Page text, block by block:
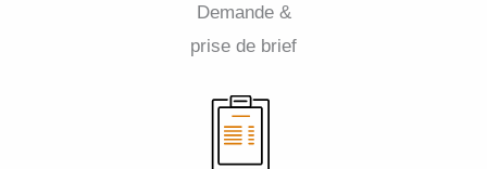
Demande &
prise de brief